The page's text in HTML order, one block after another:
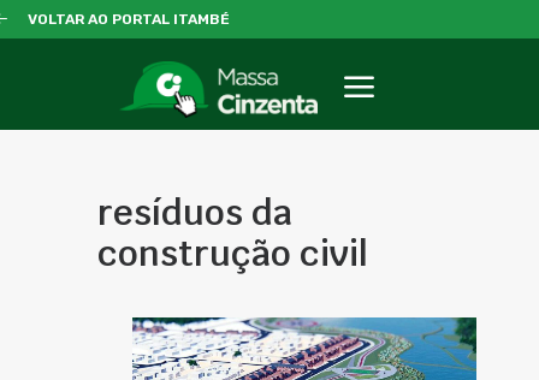
VOLTAR AO PORTAL ITAMBÉ
resíduos da
construção civil